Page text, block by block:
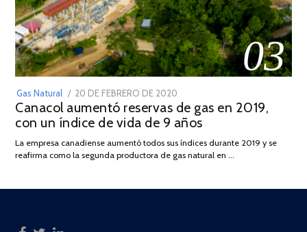
03
Gas Natural
POSTED
ON
20 DE FEBRERO DE 2020
DE
JULIO
2025
Canacol aumentó reservas de gas en 2019,
con un índice de vida de 9 años
La empresa canadiense aumentó todos sus índices durante 2019 y se
reafirma como la segunda productora de gas natural en …